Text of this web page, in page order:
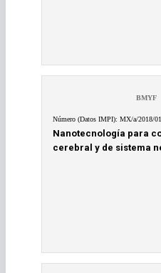
BMYF
Número (Datos IMPI): MX/a/2018/
Nanotecnología para
cerebral y de sistema